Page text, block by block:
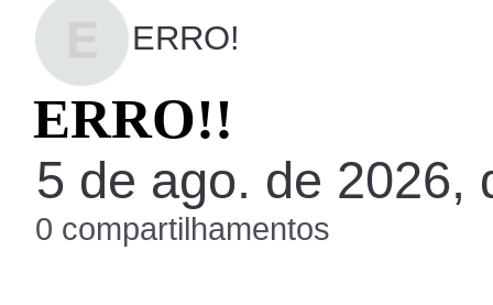
ERRO!
ERRO!!
5 de ago. de 2026,
0 compartilhamentos